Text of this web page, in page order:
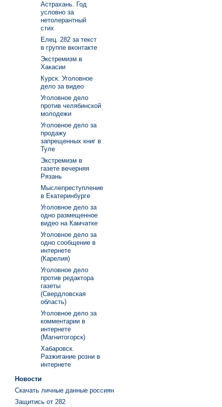
Астрахань. Год
условно за
нетолерантный
стих
Елец. 282 за текст
в группе вконтакте
Экстремизм в
Хакасии
Курск. Уголовное
дело за видео
Уголовное дело
против челябинской
молодежи
Уголовное дело за
продажу
запрещенных книг в
Туле
Экстремизм в
газете вечерняя
Рязань
Мыслепреступление
в Екатеринбурге
Уголовное дело за
одно размещенное
видео на Камчатке
Уголовное дело за
одно сообщение в
интернете
(Карелия)
Уголовное дело
против редактора
газеты
(Свердловская
область)
Уголовное дело за
комментарии в
интернете
(Магнитогорск)
Хабаровск.
Разжигание розни в
интернете
Новости
Скачать личные данные россиян
Защитись от 282